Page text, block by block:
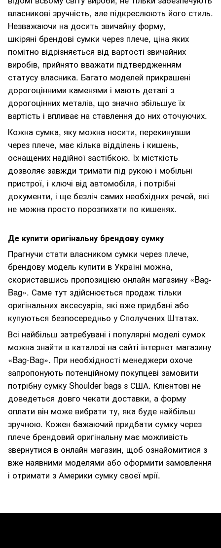
власникові зручність, але підкреслюють його стиль.
Незважаючи на досить звичайну форму,
шкіряні брендові сумки через плече, ціна яких
помітно відрізняється від вартості звичайних
виробів, прийнято вважати підтвердженням
статусу власника. Багато моделей прикрашені
дорогоцінними каменями і мають деталі з
дорогоцінних металів, що значно збільшує їх
вартість і впливає на ставлення до них оточуючих.
Кожна сумка, яку можна носити, перекинувши
через плече, має кілька відділень і кишень,
оснащених надійної застібкою. Їх місткість
дозволяє завжди тримати під рукою і мобільні
пристрої, і ключі від автомобіля, і потрібні
документи, і ще безліч самих необхідних речей, які
не можна просто порозпихати по кишенях.
Де купити оригінальну брендову сумку
Прагнучи стати власником сумки через плече,
брендову модель купити в Україні можна,
скориставшись пропозицією онлайн магазину «Bag-
Bag». Саме тут здійснюється продаж тільки
оригінальних аксесуарів, які вже придбані або
купуються безпосередньо у Сполучених Штатах.
Всі найбільш затребувані і популярні моделі сумок
можна знайти в каталозі на сайті інтернет магазину
«Bag-Bag». При необхідності менеджери охоче
запропонують потенційному покупцеві замовити
потрібну сумку Shoulder bags з США. Клієнтові не
доведеться довго чекати доставки, а форму
оплати він може вибрати ту, яка буде найбільш
зручною. Кожен бажаючий придбати сумку через
плече брендовий оригінальну має можливість
звернутися в онлайн магазин, щоб ознайомитися з
вже наявними моделями або оформити замовлення
і отримати з Америки сумку своєї мрії.